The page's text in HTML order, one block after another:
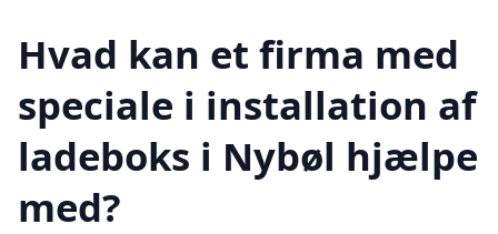
Hvad kan et firma med
speciale i installation af
ladeboks i Nybøl hjælpe
med?